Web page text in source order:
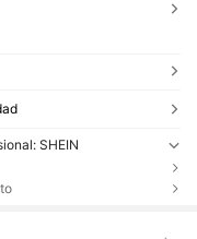
SHEIN